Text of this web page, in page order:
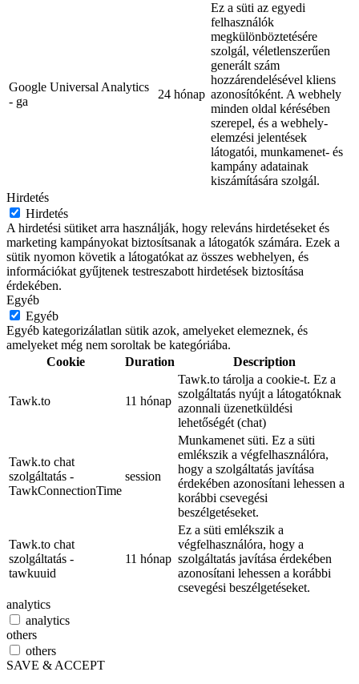
Google Universal Analytics
- ga
24 hónap
Ez a süti az egyedi
felhasználók
megkülönböztetésére
szolgál, véletlenszerűen
generált szám
hozzárendelésével kliens
azonosítóként. A webhely
minden oldal kérésében
szerepel, és a webhely-
elemzési jelentések
látogatói, munkamenet- és
kampány adatainak
kiszámítására szolgál.
Hirdetés
Hirdetés
A hirdetési sütiket arra használják, hogy releváns hirdetéseket és
marketing kampányokat biztosítsanak a látogatók számára. Ezek a
sütik nyomon követik a látogatókat az összes webhelyen, és
információkat gyűjtenek testreszabott hirdetések biztosítása
érdekében.
Egyéb
Egyéb
Egyéb kategorizálatlan sütik azok, amelyeket elemeznek, és
amelyeket még nem soroltak be kategóriába.
Cookie
Duration Description
Tawk.to 11 hónap
Tawk.to tárolja a cookie-t. Ez a
szolgáltatás nyújt a látogatóknak
azonnali üzenetküldési
lehetőségét (chat)
Tawk.to chat
szolgáltatás -
TawkConnectionTime
session
Munkamenet süti. Ez a süti
emlékszik a végfelhasználóra,
hogy a szolgáltatás javítása
érdekében azonosítani lehessen a
korábbi csevegési
beszélgetéseket.
Tawk.to chat
szolgáltatás -
tawkuuid
11 hónap
Ez a süti emlékszik a
végfelhasználóra, hogy a
szolgáltatás javítása érdekében
azonosítani lehessen a korábbi
csevegési beszélgetéseket.
analytics
analytics
others
others
SAVE & ACCEPT